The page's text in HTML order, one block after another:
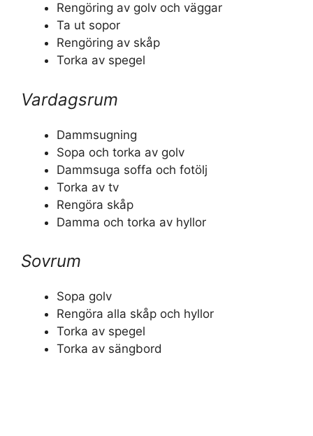
Rengöring av golv och väggar
Ta ut sopor
Rengöring av skåp
Torka av spegel
Vardagsrum
Dammsugning
Sopa och torka av golv
Dammsuga soffa och fotölj
Torka av tv
Rengöra skåp
Damma och torka av hyllor
Sovrum
Sopa golv
Rengöra alla skåp och hyllor
Torka av spegel
Torka av sängbord